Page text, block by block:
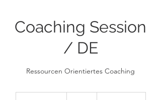
Coaching Session
/ DE
Ressourcen Orientiertes Coaching